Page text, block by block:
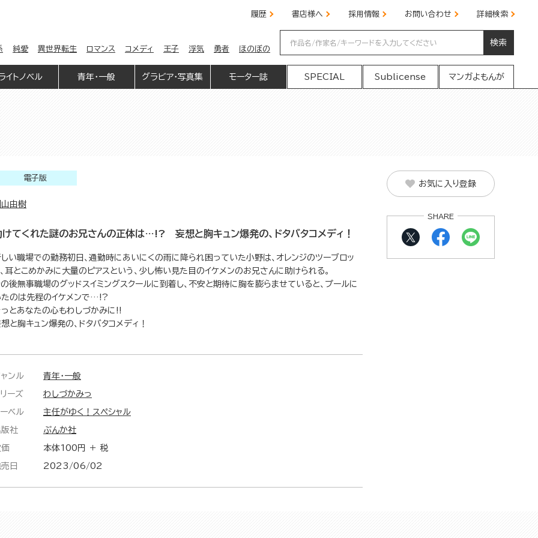
履歴 書店様へ 採用情報 お問い合わせ 詳細検索
純愛 異世界転生 ロマンス コメディ 王子 浮気 勇者 ほのぼの
検索
イトノベル 青年・一般 グラビア・写真集 モーター誌 SPECIAL Sublicense マンガよもんが
電子版
由樹
けてくれた謎のお兄さんの正体は…!? 妄想と胸キュン爆発の、ドタバタコメディ！
い職場での勤務初日、通勤時にあいにくの雨に降られ困っていた小野は、オレンジのツーブロッ
耳とこめかみに大量のピアスという、少し怖い見た目のイケメンのお兄さんに助けられる。
後無事職場のグッドスイミングスクールに到着し、不安と期待に胸を膨らませていると、プールに
たのは先程のイケメンで…!?
とあなたの心もわしづかみに!!
と胸キュン爆発の、ドタバタコメディ！
ンル 青年・一般
ーズ わしづかみっ
ベル 主任がゆく！スペシャル
社 ぶんか社
本体100円 ＋ 税
日 2023/06/02
お気に入り登録
SHARE